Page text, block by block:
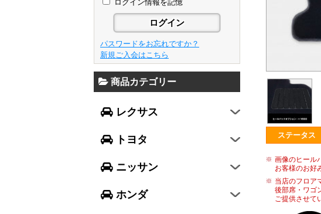
ステータス
画像のヒール
お客様のお好
当店のフロア
後部席・ワゴ
ご提供させて
ログイン情報を記憶
パスワードをお忘れですか？
新規ご入会はこちら
商品カテゴリー
レクサス
NX
RX
LX570
RC
LC
トヨタ
プリウスα
FJクルーザー
CH-R
ハリアー
86
ニッサン
セレナ
エルグランド
エクストレイル
ティアナ
スカイライン
GT-R
ホンダ
N-ONE
N-BOX
N-BOX SLASH
N-BOX+
N-WGN
グレイス
ヴェゼル
フレアクロスオーバー
キャロル
デミオ
アクセラ スポーツ
アテンザ ワゴン
CX-3
レガシィ B4
レガシィ アウトバック
WRX S4
インプレッサ スポーツ
インプレッサ G4
ミラ イース
ミラ
ミラ ココア
ムーヴ キャンバス
スペーシア
ハスラー